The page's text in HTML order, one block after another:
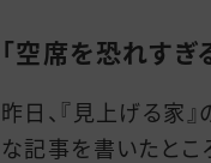
「空席を恐れすぎ
昨日、『見上げる家
な記事を書いたとこ